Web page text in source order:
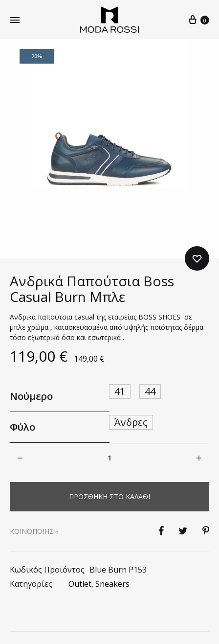
0
20%
Ανδρικά Παπούτσια Boss
Casual Burn Μπλε
Ανδρικά παπούτσια casual της εταιρείας BOSS SHOES σε
μπλε χρώμα , κατασκευασμένα από υψηλής ποιότητας δέρμα
τόσο εξωτερικά όσο και εσωτερικά .
119,00 € 149,00€
Νούμερο 41 44
Φύλο Άνδρες
ΠΡΟΣΘΉΚΗ ΣΤΟ ΚΑΛΆΘΙ
KΟΙΝΟΠΟΊΗΣΗ
Κωδικός Προϊόντος Blue Burn P153
Κατηγορίες
Outlet, Sneakers